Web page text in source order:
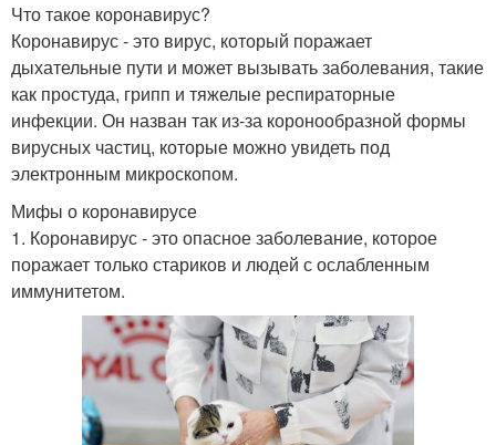
Что такое коронавирус?
Коронавирус - это вирус, который поражает
дыхательные пути и может вызывать заболевания, такие
как простуда, грипп и тяжелые респираторные
инфекции. Он назван так из-за коронообразной формы
вирусных частиц, которые можно увидеть под
электронным микроскопом.
Мифы о коронавирусе
1. Коронавирус - это опасное заболевание, которое
поражает только стариков и людей с ослабленным
иммунитетом.